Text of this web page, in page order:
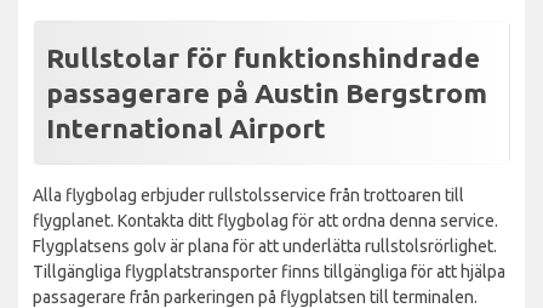
Rullstolar för funktionshindrade
passagerare på Austin Bergstrom
International Airport
Alla flygbolag erbjuder rullstolsservice från trottoaren till
flygplanet. Kontakta ditt flygbolag för att ordna denna service.
Flygplatsens golv är plana för att underlätta rullstolsrörlighet.
Tillgängliga flygplatstransporter finns tillgängliga för att hjälpa
passagerare från parkeringen på flygplatsen till terminalen.